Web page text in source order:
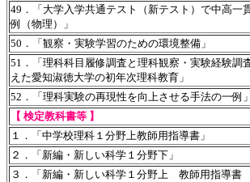
49．「大学入学共通テスト（新テスト）で中高一
例（物理）」
50．「観察・実験学習のための環境整備」
51．「理科科目履修調査と理科観察・実験経験調
えた愛知淑徳大学の初年次理科教育」
52．「理科実験の再現性を向上させる手法の一例」
【 検定教科書等 】
１．「中学校理科１分野上教師用指導書」
２．「新編・新しい科学１分野下」
３．「新編・新しい科学１分野上 教師用指導書